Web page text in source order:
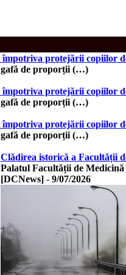
protejării copiilor
gafă de proporții (…)
protejării copiilor
gafă de proporții (…)
protejării copiilor
gafă de proporții (…)
Clădirea istorică a Facultății
Palatul Facultății de
[DCNews] - 9/07/2026